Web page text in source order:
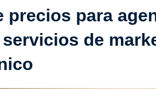
precios para
de